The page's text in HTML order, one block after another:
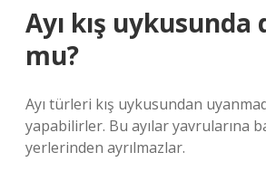
Ayı kış
mu?
Ayı türleri kış uykusundan
yapabilirler. Bu ayılar yavrularına
yerlerinden ayrılmazlar.